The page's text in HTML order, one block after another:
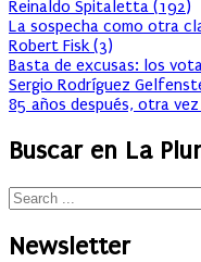
Reinaldo Spitaletta (192)
La sospecha como otra
Robert Fisk (3)
Basta de excusas: los
Sergio Rodríguez
85 años después, otra
Buscar en La
Newsletter